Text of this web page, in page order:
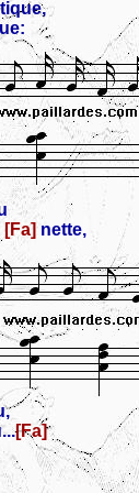
tique,
[Fa]nette,
[Fa]